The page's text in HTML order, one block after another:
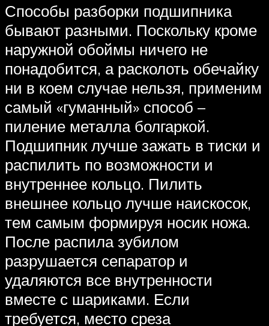
Способы разборки подшипника
бывают разными. Поскольку кроме
наружной обоймы ничего не
понадобится, а расколоть обечайку
ни в коем случае нельзя, применим
самый «гуманный» способ –
пиление металла болгаркой.
Подшипник лучше зажать в тиски и
распилить по возможности и
внутреннее кольцо. Пилить
внешнее кольцо лучше наискосок,
тем самым формируя носик ножа.
После распила зубилом
разрушается сепаратор и
удаляются все внутренности
вместе с шариками. Если
требуется, место среза